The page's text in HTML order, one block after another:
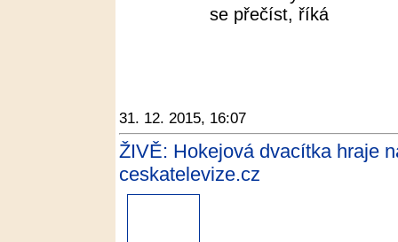
se přečíst, říká
31. 12. 2015, 16:07
ŽIVĚ: Hokejová dvacítka hraje
ceskatelevize.cz